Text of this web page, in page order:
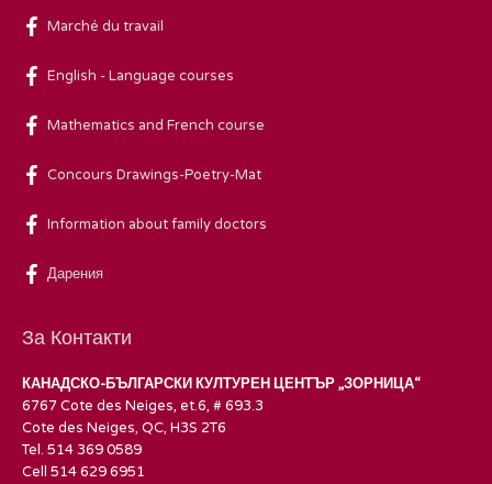
Marché du travail
English - Language courses
Mathematics and French course
Concours Drawings-Poetry-Mat
Information about family doctors
Дарения
За Контакти
КАНАДСКО-БЪЛГАРСКИ КУЛТУРЕН ЦЕНТЪР „ЗОРНИЦА“
6767 Cote des Neiges, et.6, # 693.3
Cote des Neiges, QC, H3S 2T6
Tel. 514 369 0589
Cell 514 629 6951